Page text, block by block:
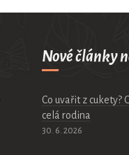
Nové články
Co uvařit z cukety?
celá rodina
30. 6. 2026